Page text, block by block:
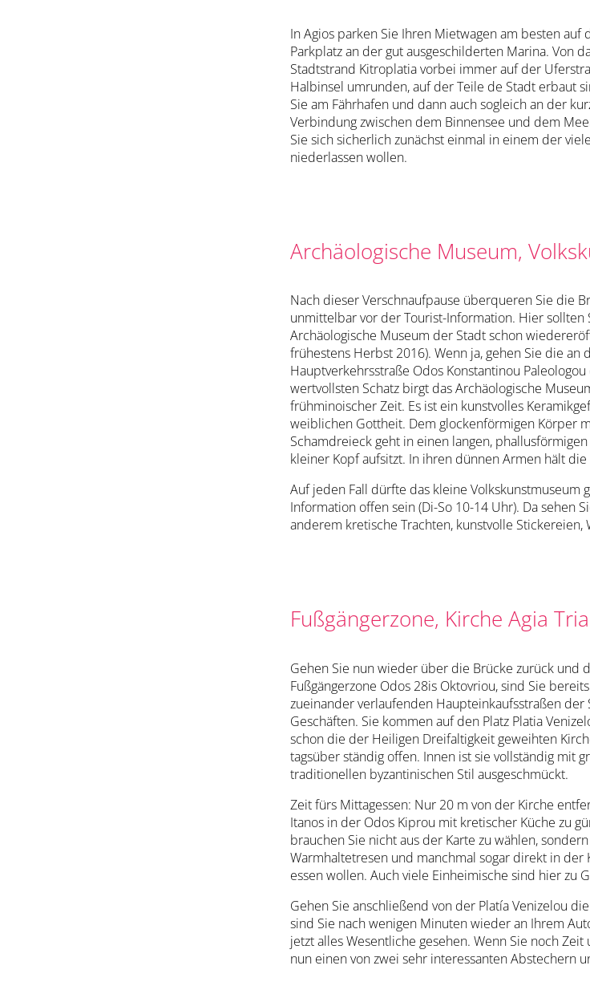
In Agios parken Sie Ihren Mietwagen am besten
Parkplatz an der gut ausgeschilderten Marina. Von
Stadtstrand Kitroplatia vorbei immer auf der
Halbinsel umrunden, auf der Teile de Stadt erbaut
Sie am Fährhafen und dann auch sogleich an der
Verbindung zwischen dem Binnensee und dem
Sie sich sicherlich zunächst einmal in einem der
niederlassen wollen.
Archäologische Museum,
Nach dieser Verschnaufpause überqueren Sie die
unmittelbar vor der Tourist-Information. Hier sollten
Archäologische Museum der Stadt schon
frühestens Herbst 2016). Wenn ja, gehen Sie die an
Hauptverkehrsstraße Odos Konstantinou
wertvollsten Schatz birgt das Archäologische
frühminoischer Zeit. Es ist ein kunstvolles
weiblichen Gottheit. Dem glockenförmigen Körper
Schamdreieck geht in einen langen,
kleiner Kopf aufsitzt. In ihren dünnen Armen hält
Auf jeden Fall dürfte das kleine Volkskunstmuseum
Information offen sein (Di-So 10-14 Uhr). Da sehen
anderem kretische Trachten, kunstvolle
Fußgängerzone, Kirche Agia
Gehen Sie nun wieder über die Brücke zurück und
Fußgängerzone Odos 28is Oktovriou, sind Sie
zueinander verlaufenden Haupteinkaufsstraßen der
Geschäften. Sie kommen auf den Platz Platia
schon die der Heiligen Dreifaltigkeit geweihten
tagsüber ständig offen. Innen ist sie vollständig mit
traditionellen byzantinischen Stil ausgeschmückt.
Zeit fürs Mittagessen: Nur 20 m von der Kirche
Itanos in der Odos Kiprou mit kretischer Küche zu
brauchen Sie nicht aus der Karte zu wählen,
Warmhaltetresen und manchmal sogar direkt in der
essen wollen. Auch viele Einheimische sind hier zu
Gehen Sie anschließend von der Platía Venizelou
sind Sie nach wenigen Minuten wieder an Ihrem
jetzt alles Wesentliche gesehen. Wenn Sie noch
nun einen von zwei sehr interessanten Abstechern